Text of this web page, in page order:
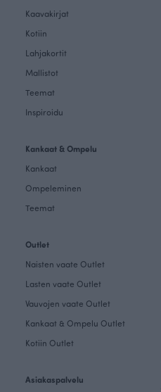
Kaavakirjat
Kotiin
Lahjakortit
Mallistot
Teemat
Inspiroidu
Kankaat & Ompelu
Kankaat
Ompeleminen
Teemat
Outlet
Naisten vaate Outlet
Lasten vaate Outlet
Vauvojen vaate Outlet
Kankaat & Ompelu Outlet
Kotiin Outlet
Asiakaspalvelu